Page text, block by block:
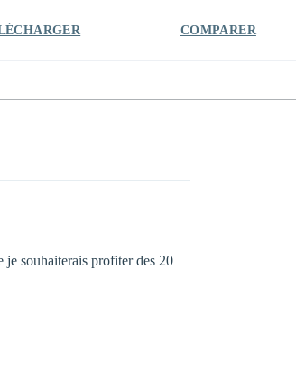
COMPARER
je souhaiterais profiter des 20